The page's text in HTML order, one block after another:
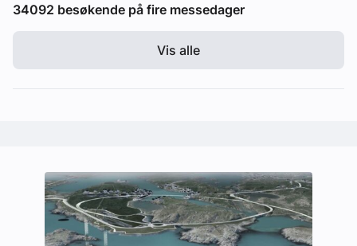
34092 besøkende på fire messedager
Vis alle